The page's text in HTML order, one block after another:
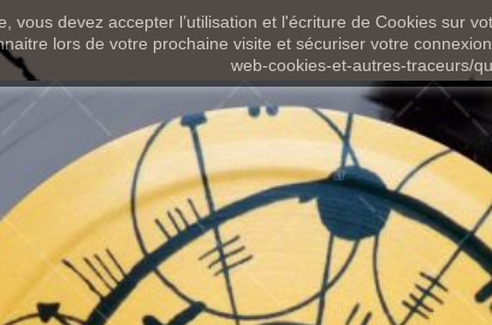
vous devez accepter l’utilisation et l'écriture de Cookies sur
lors de votre prochaine visite et sécuriser votre
web-cookies-et-autres-traceurs/